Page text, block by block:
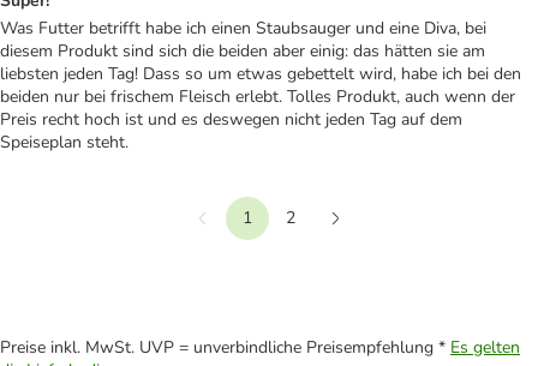
Was Futter betrifft habe ich einen Staubsauger und eine Diva, bei
diesem Produkt sind sich die beiden aber einig: das hätten sie am
liebsten jeden Tag! Dass so um etwas gebettelt wird, habe ich bei den
beiden nur bei frischem Fleisch erlebt. Tolles Produkt, auch wenn der
Preis recht hoch ist und es deswegen nicht jeden Tag auf dem
Speiseplan steht.
Vorherige
1
2
Preise inkl. MwSt. UVP = unverbindliche Preisempfehlung * Es gelten